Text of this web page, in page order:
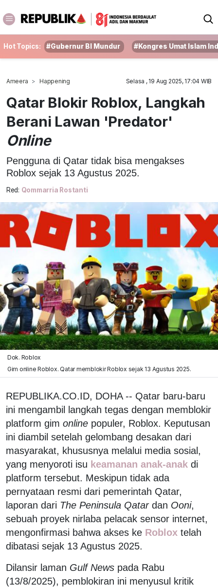
Hot Topics: #Gubernur BI Mundur #Kongres Umat Islam
Ameera Happening Selasa , 19 Aug 2025, 17:04 WIB
Qatar Blokir Roblox, Langkah
Berani Lawan 'Predator'
Online
Pengguna di Qatar tidak bisa mengakses
Roblox sejak 13 Agustus 2025.
Red: Qommarria Rostanti
Dok. Roblox
Gim online Roblox. Qatar memblokir Roblox sejak 13 Agustus 2025.
REPUBLIKA.CO.ID, DOHA -- Qatar baru-baru
ini mengambil langkah tegas dengan memblokir
platform gim online populer, Roblox. Keputusan
ini diambil setelah gelombang desakan dari
masyarakat, khususnya melalui media sosial,
yang menyoroti isu keamanan anak-anak di
platform tersebut. Meskipun tidak ada
pernyataan resmi dari pemerintah Qatar,
laporan dari The Peninsula Qatardan Ooni,
sebuah proyek nirlaba pelacak sensor internet,
mengonfirmasi bahwa akses ke Roblox telah
dibatasi sejak 13 Agustus 2025.
Dilansir laman Gulf News pada Rabu
(13/8/2025), pemblokiran ini menyusul kritik